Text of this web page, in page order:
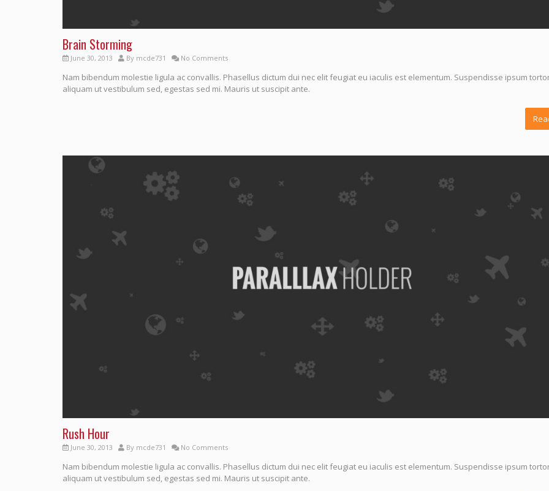
Brain Storming
June 30, 2013 By mcde731 No Comments
Nam bibendum molestie ligula ac convallis. Phasellus dictum dui nec elit feugiat eu iaculis est elementum. Suspendisse ipsum
aliquam ut vestibulum sed, egestas sed mi. Mauris ut suscipit ante.
Rush Hour
June 30, 2013 By mcde731 No Comments
Nam bibendum molestie ligula ac convallis. Phasellus dictum dui nec elit feugiat eu iaculis est elementum. Suspendisse ipsum
aliquam ut vestibulum sed, egestas sed mi. Mauris ut suscipit ante.